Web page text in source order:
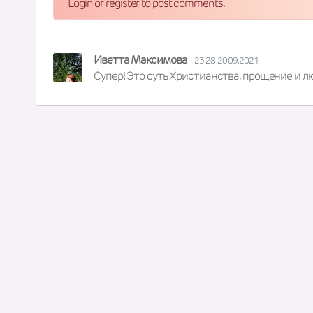
Login or register to post comments.
Иветта Максимова 23:28 20.09.2021
Супер! Это суть Христианства, прощение и